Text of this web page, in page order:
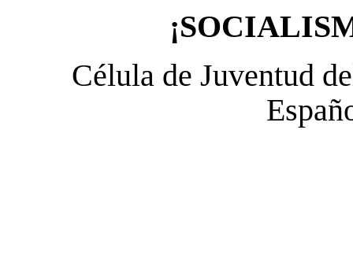
Célula de Juventud